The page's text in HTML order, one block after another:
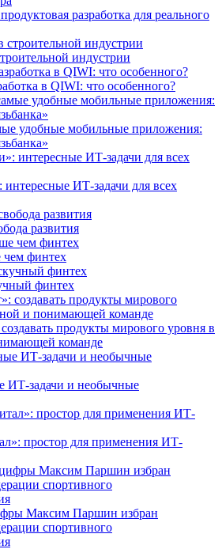
разработка для реального
индустрии
в QIWI: что особенного?
удобные мобильные приложения:
интересные ИТ-задачи для всех
развития
чем финтех
финтех
продукты мирового уровня в
команде
и необычные
простор для применения ИТ-
Максим Паршин избран
спортивного